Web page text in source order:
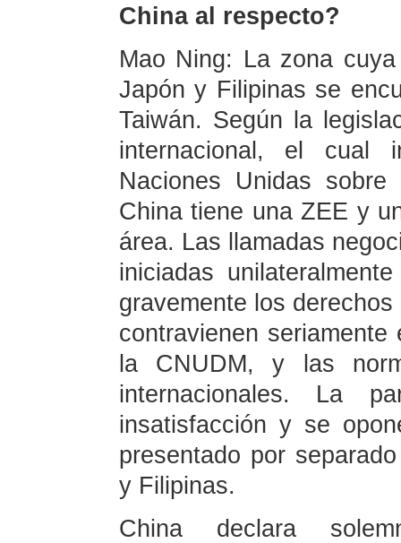
China al respecto?
Mao Ning: La zona
Japón y Filipinas se
Taiwán. Según la
internacional, el cual
Naciones Unidas
China tiene una ZEE y
área. Las llamadas
iniciadas
gravemente los
contravienen
la CNUDM, y las
internacionales. La
insatisfacción y se
presentado por
y Filipinas.
China declara